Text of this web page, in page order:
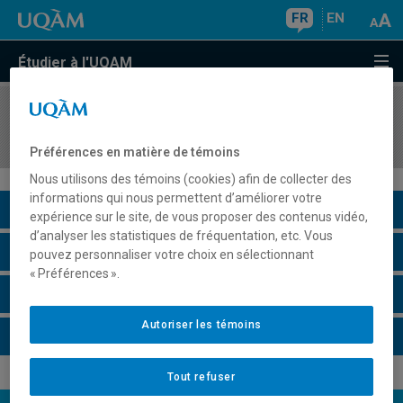
FR EN
Étudier à l'UQAM
COURS//
Description du cours
Horaire - Été 2026
Préférences en matière de témoins
Nous utilisons des témoins (cookies) afin de collecter des
informations qui nous permettent d’améliorer votre
expérience sur le site, de vous proposer des contenus vidéo,
d’analyser les statistiques de fréquentation, etc. Vous
pouvez personnaliser votre choix en sélectionnant
« Préférences ».
Tout refuser
Autoriser les témoins